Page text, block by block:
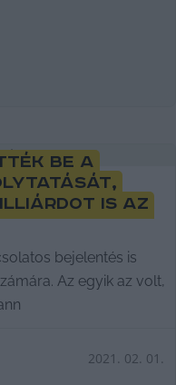
be a
is az
bejelentés is
Az egyik az volt,
2021. 02. 01.